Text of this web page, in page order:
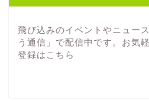
飛び込みのイベントやニュー
う通信」で配信中です。お気
登録は こちら